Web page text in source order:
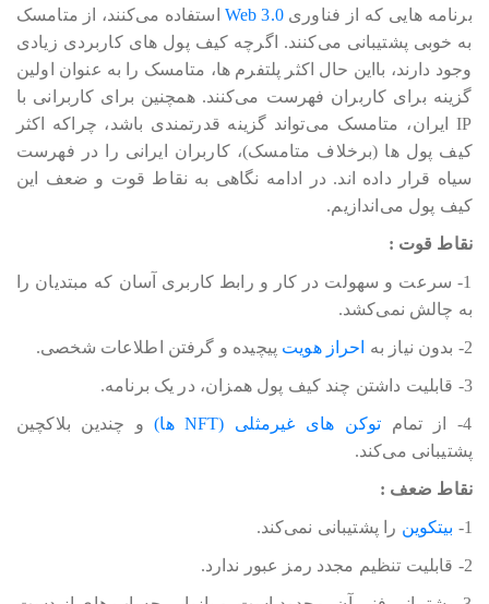
برنامه هایی که از فناوری Web 3.0
استفاده می‎‎‎‎‎‎کنند، از متامسک
به خوبی پشتیبانی می‎‎‎‎‎‎کنند. اگرچه کیف پول های کاربردی زیادی
وجود دارند، بااین حال اکثر پلتفرم ها، متامسک را به عنوان اولین
گزینه برای کاربران فهرست می‎‎‎‎‎‎کنند. همچنین برای کاربرانی با
IP ایران، متامسک می‎‎‎‎‎‎تواند گزینه قدرتمندی باشد، چراکه اکثر
کیف پول ها (برخلاف متامسک)، کاربران ایرانی را در فهرست
سیاه قرار داده اند. در ادامه نگاهی به نقاط قوت و ضعف این
کیف پول می‎‎‎‎‎‎اندازیم.
نقاط قوت :
1- سرعت و سهولت در کار و رابط کاربری آسان که مبتدیان را
به چالش نمی‎‎‎‎‎‎کشد.
2- بدون نیاز به احراز هویت پیچیده و گرفتن اطلاعات شخصی.
3- قابلیت داشتن چند کیف پول همزان، در یک برنامه.
4- از تمام توکن های غیرمثلی (NFT ها)
و چندین بلاکچین
پشتیبانی می‎‎‎‎‎‎کند.
نقاط ضعف :
1- بیتکوین را پشتیبانی نمی‎‎‎‎‎‎کند.
2- قابلیت تنظیم مجدد رمز عبور ندارد.